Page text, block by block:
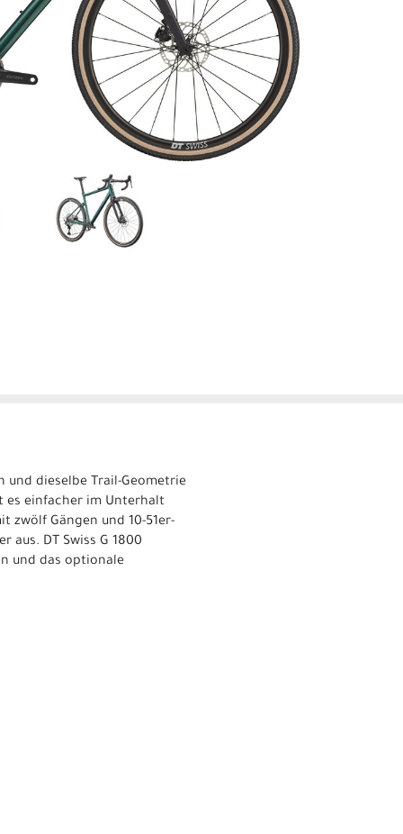
und dieselbe Trail-Geometrie
es einfacher im Unterhalt
zwölf Gängen und 10-51er-
aus. DT Swiss G 1800
und das optionale